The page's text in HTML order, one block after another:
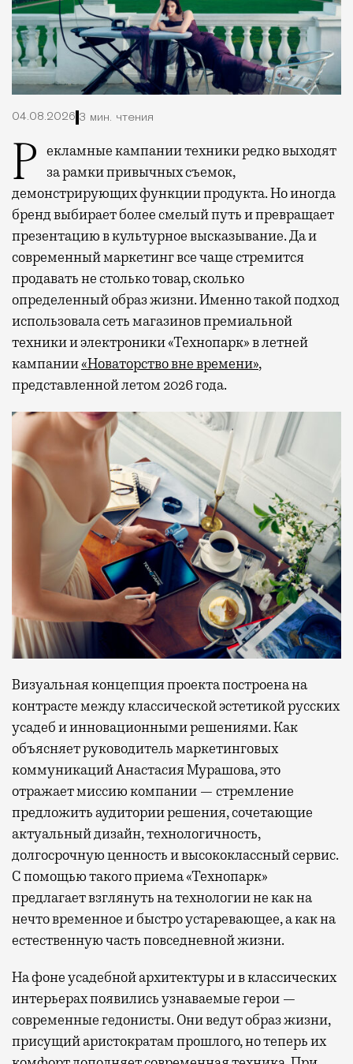
04.08.2026 3 мин. чтения
Рекламные кампании техники редко выходят
за рамки привычных съемок,
демонстрирующих функции продукта. Но иногда
бренд выбирает более смелый путь и превращает
презентацию в культурное высказывание. Да и
современный маркетинг все чаще стремится
продавать не столько товар, сколько
определенный образ жизни. Именно такой подход
использовала сеть магазинов премиальной
техники и электроники «Технопарк» в летней
кампании«Новаторство вне времени»,
представленной летом 2026 года.
Визуальная концепция проекта построена на
контрасте между классической эстетикой русских
усадеб и инновационными решениями. Как
объясняет руководитель маркетинговых
коммуникаций Анастасия Мурашова, это
отражает миссию компании — стремление
предложить аудитории решения, сочетающие
актуальный дизайн, технологичность,
долгосрочную ценность и высококлассный сервис.
С помощью такого приема «Технопарк»
предлагает взглянуть на технологии не как на
нечто временное и быстро устаревающее, а как на
естественную часть повседневной жизни.
На фоне усадебной архитектуры и в классических
интерьерах появились узнаваемые герои —
современные гедонисты. Они ведут образ жизни,
присущий аристократам прошлого, но теперь их